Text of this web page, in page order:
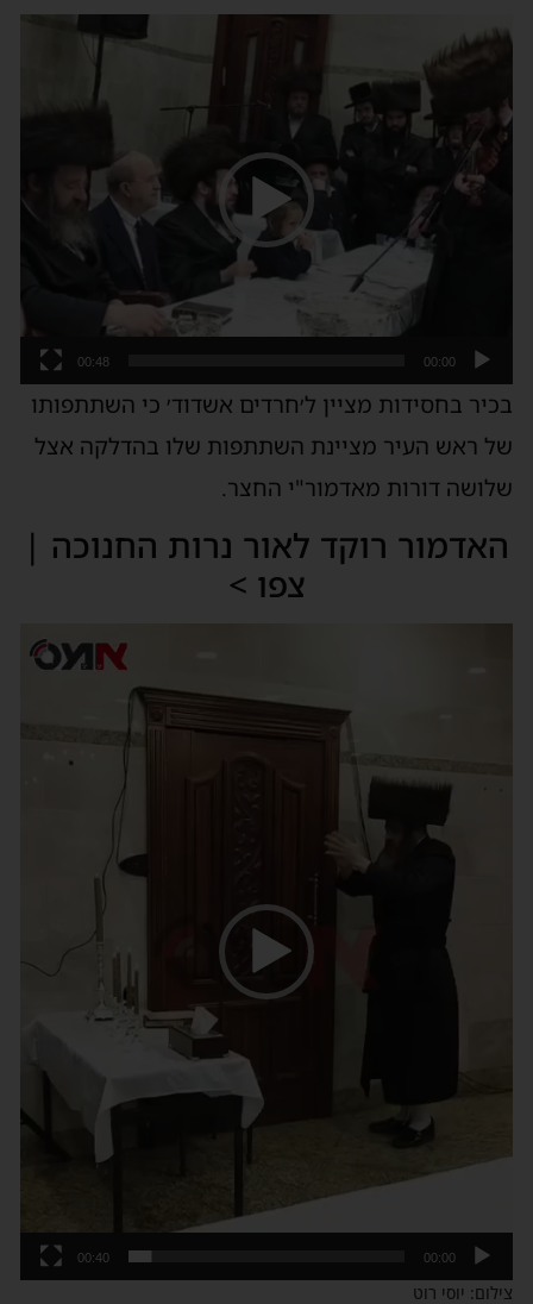
נגן
00:00
00:48
בכיר בחסידות מציין ל׳חרדים אשדוד׳ כי השתתפותו
של ראש העיר מציינת השתתפות שלו בהדלקה אצל
שלושה דורות מאדמור"י החצר.
האדמור רוקד לאור נרות החנוכה |
צפו >
00:00
00:40
צילום: יוסי רוט